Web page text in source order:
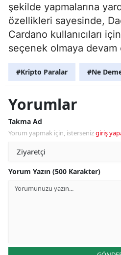
şekilde yapmalarına
özellikleri sayesinde,
Cardano kullanıcıları
seçenek olmaya devam
#Kripto Paralar #Ne
Yorumlar
Takma Ad
Yorum yapmak için, istersenizgiriş
Yorum Yazın (500 Karakter)